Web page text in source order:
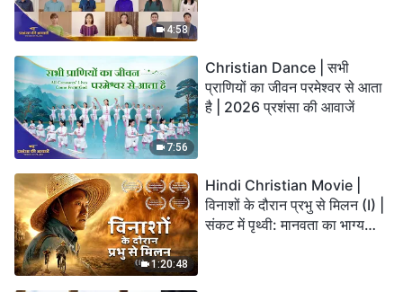
4:58
7:56
Christian Dance | सभी
प्राणियों का जीवन परमेश्वर से आता
है | 2026 प्रशंसा की आवाजें
1:20:48
Hindi Christian Movie |
विनाशों के दौरान प्रभु से मिलन (I) |
संकट में पृथ्वी: मानवता का भाग्य